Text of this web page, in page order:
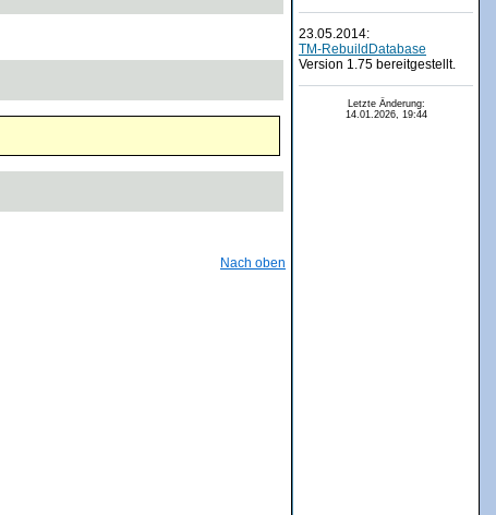
Nach oben
23.05.2014:
TM-RebuildDatabase
Version 1.75 bereitgestellt.
Letzte Änderung:
14.01.2026, 19:44